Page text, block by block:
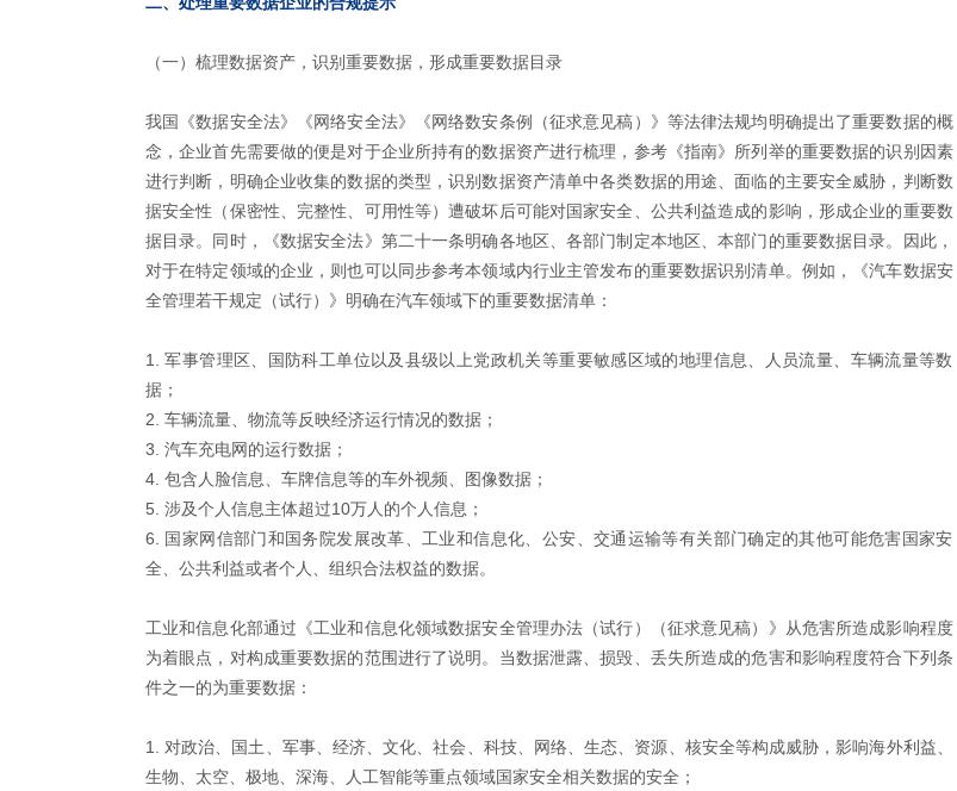
（一）梳理数据资产，识别重要数据，形成重要数据目录
我国《数据安全法》《网络安全法》《网络数安条例（征求意见稿）》等法律法规均明确提出了重要数据的概
念，企业首先需要做的便是对于企业所持有的数据资产进行梳理，参考《指南》所列举的重要数据的识别因素
进行判断，明确企业收集的数据的类型，识别数据资产清单中各类数据的用途、面临的主要安全威胁，判断数
据安全性（保密性、完整性、可用性等）遭破坏后可能对国家安全、公共利益造成的影响，形成企业的重要数
据目录。同时，《数据安全法》第二十一条明确各地区、各部门制定本地区、本部门的重要数据目录。因此，
对于在特定领域的企业，则也可以同步参考本领域内行业主管发布的重要数据识别清单。例如，《汽车数据安
全管理若干规定（试行）》明确在汽车领域下的重要数据清单：
军事管理区、国防科工单位以及县级以上党政机关等重要敏感区域的地理信息、人员流量、车辆流量等数
据；
车辆流量、物流等反映经济运行情况的数据；
汽车充电网的运行数据；
包含人脸信息、车牌信息等的车外视频、图像数据；
涉及个人信息主体超过10万人的个人信息；
国家网信部门和国务院发展改革、工业和信息化、公安、交通运输等有关部门确定的其他可能危害国家安
全、公共利益或者个人、组织合法权益的数据。
工业和信息化部通过《工业和信息化领域数据安全管理办法（试行）（征求意见稿）》从危害所造成影响程度
为着眼点，对构成重要数据的范围进行了说明。当数据泄露、损毁、丢失所造成的危害和影响程度符合下列条
件之一的为重要数据：
对政治、国土、军事、经济、文化、社会、科技、网络、生态、资源、核安全等构成威胁，影响海外利益、
生物、太空、极地、深海、人工智能等重点领域国家安全相关数据的安全；